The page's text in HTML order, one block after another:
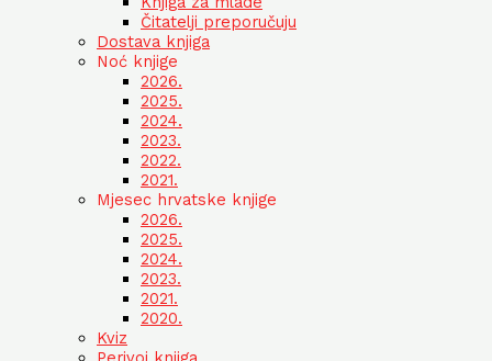
Čitatelji preporučuju
Dostava knjiga
Noć knjige
2026.
2025.
2024.
2023.
2022.
2021.
Mjesec hrvatske knjige
2026.
2025.
2024.
2023.
2021.
2020.
Kviz